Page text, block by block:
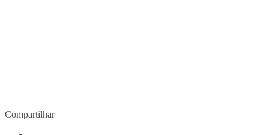
Compartilhar